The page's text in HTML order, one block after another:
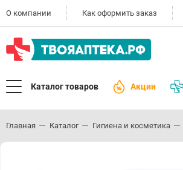
О компании Как оформить заказ
Каталог товаров Акции
Главная Каталог Гигиена и косметика